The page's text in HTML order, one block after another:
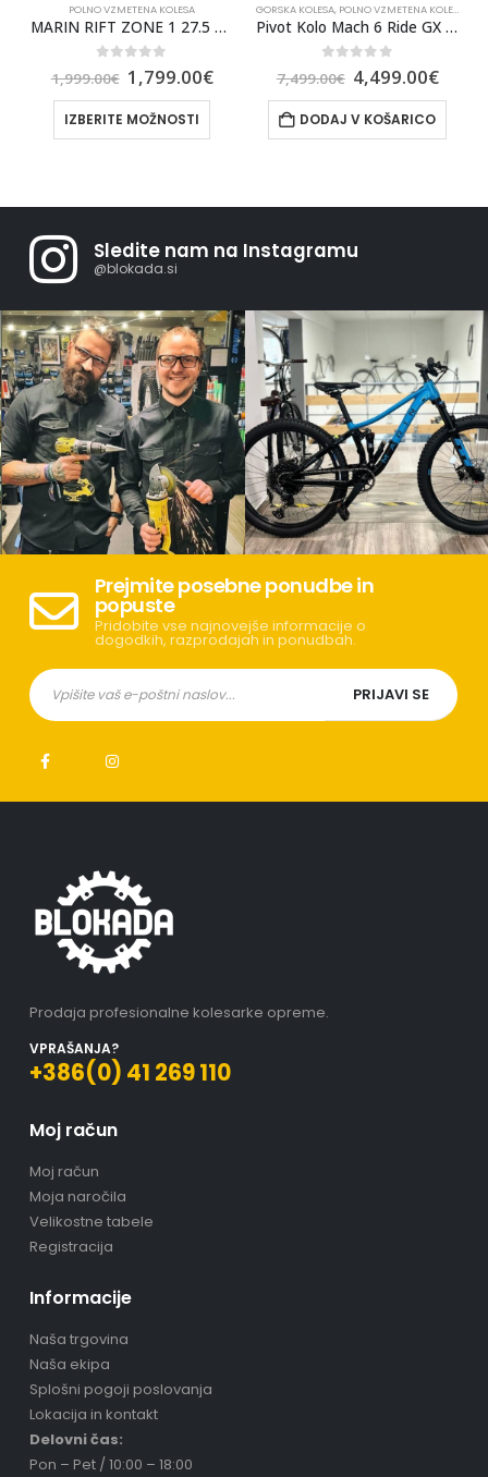
POLNO VZMETENA KOLESA
MARIN RIFT ZONE 1 27.5 GREY/BLACK 25
out of 5
1,999.00€ 1,799.00€
IZBERITE MOŽNOSTI
GORSKA KOLESA, POLNO VZMETENA KOLESA
Pivot Kolo Mach 6 Ride GX Transmission Velikost L
out of 5
7,499.00€ 4,499.00€
DODAJ V KOŠARICO
Sledite nam na Instagramu
@blokada.si
Prejmite posebne ponudbe in
popuste
Pridobite vse najnovejše informacije o
dogodkih, razprodajah in ponudbah.
Prodaja profesionalne kolesarke opreme.
VPRAŠANJA?
+386(0) 41 269 110
Moj račun
Moj račun
Moja naročila
Velikostne tabele
Registracija
Informacije
Naša trgovina
Naša ekipa
Splošni pogoji poslovanja
Lokacija in kontakt
Delovni čas:
Pon – Pet / 10:00 – 18:00